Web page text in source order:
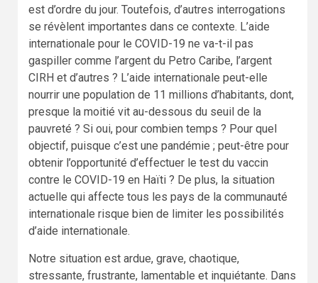
est d’ordre du jour. Toutefois, d’autres interrogations
se révèlent importantes dans ce contexte. L’aide
internationale pour le COVID-19 ne va-t-il pas
gaspiller comme l’argent du Petro Caribe, l’argent
CIRH et d’autres ? L’aide internationale peut-elle
nourrir une population de 11 millions d’habitants, dont,
presque la moitié vit au-dessous du seuil de la
pauvreté ? Si oui, pour combien temps ? Pour quel
objectif, puisque c’est une pandémie ; peut-être pour
obtenir l’opportunité d’effectuer le test du vaccin
contre le COVID-19 en Haïti ? De plus, la situation
actuelle qui affecte tous les pays de la communauté
internationale risque bien de limiter les possibilités
d’aide internationale.
Notre situation est ardue, grave, chaotique,
stressante, frustrante, lamentable et inquiétante. Dans